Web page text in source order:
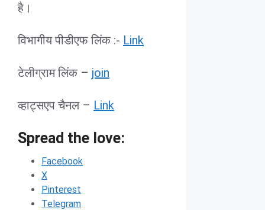
है।
विभागीय पीडीएफ लिंक :- Link
टेलीग्राम लिंक – join
व्हाट्सएप चैनल – Link
Spread the love:
Facebook
X
Pinterest
Telegram